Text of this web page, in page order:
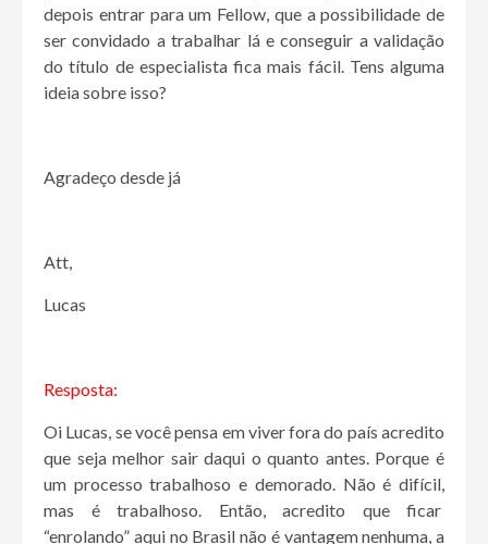
depois entrar para um Fellow, que a possibilidade de
ser convidado a trabalhar lá e conseguir a validação
do título de especialista fica mais fácil. Tens alguma
ideia sobre isso?
Agradeço desde já
Att,
Lucas
Resposta:
Oi Lucas, se você pensa em viver fora do país acredito
que seja melhor sair daqui o quanto antes. Porque é
um processo trabalhoso e demorado. Não é difícil,
mas é trabalhoso. Então, acredito que ficar
“enrolando” aqui no Brasil não é vantagem nenhuma, a